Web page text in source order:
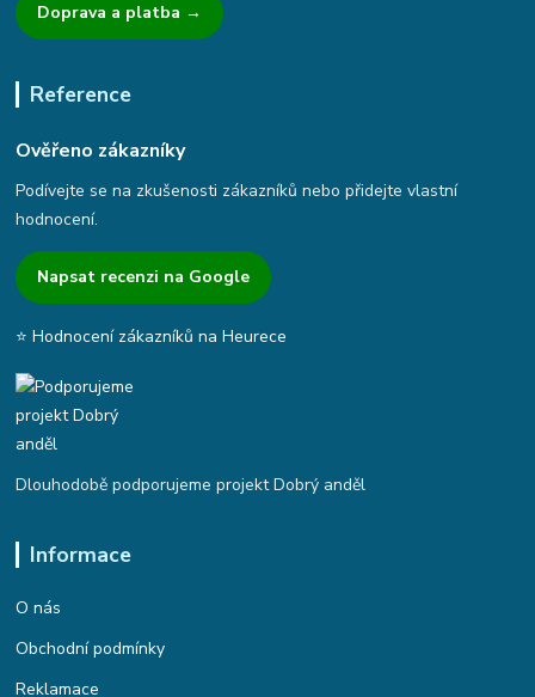
Doprava a platba →
Reference
Ověřeno zákazníky
Podívejte se na zkušenosti zákazníků nebo přidejte vlastní
hodnocení.
Napsat recenzi na Google
⭐ Hodnocení zákazníků na Heurece
Dlouhodobě podporujeme projekt Dobrý anděl
Informace
O nás
Obchodní podmínky
Reklamace